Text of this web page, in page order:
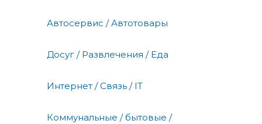
Автосервис / Автотовары
Досуг / Развлечения / Еда
Интернет / Связь / IT
Коммунальные / бытовые /